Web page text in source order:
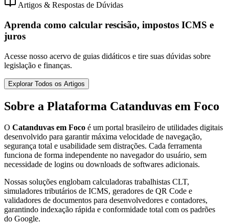
Artigos & Respostas de Dúvidas
Aprenda como calcular rescisão, impostos ICMS e
juros
Acesse nosso acervo de guias didáticos e tire suas dúvidas sobre
legislação e finanças.
Explorar Todos os Artigos
Sobre a Plataforma Catanduvas em Foco
O Catanduvas em Foco é um portal brasileiro de utilidades digitais
desenvolvido para garantir máxima velocidade de navegação,
segurança total e usabilidade sem distrações. Cada ferramenta
funciona de forma independente no navegador do usuário, sem
necessidade de logins ou downloads de softwares adicionais.
Nossas soluções englobam calculadoras trabalhistas CLT,
simuladores tributários de ICMS, geradores de QR Code e
validadores de documentos para desenvolvedores e contadores,
garantindo indexação rápida e conformidade total com os padrões
do Google.